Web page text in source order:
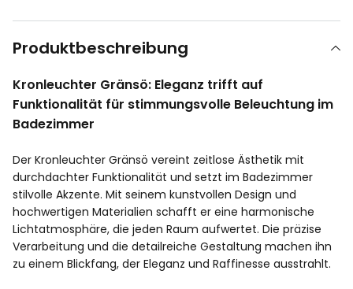
Produktbeschreibung
Kronleuchter Gränsö: Eleganz trifft auf
Funktionalität für stimmungsvolle Beleuchtung im
Badezimmer
Der Kronleuchter Gränsö vereint zeitlose Ästhetik mit
durchdachter Funktionalität und setzt im Badezimmer
stilvolle Akzente. Mit seinem kunstvollen Design und
hochwertigen Materialien schafft er eine harmonische
Lichtatmosphäre, die jeden Raum aufwertet. Die präzise
Verarbeitung und die detailreiche Gestaltung machen ihn
zu einem Blickfang, der Eleganz und Raffinesse ausstrahlt.